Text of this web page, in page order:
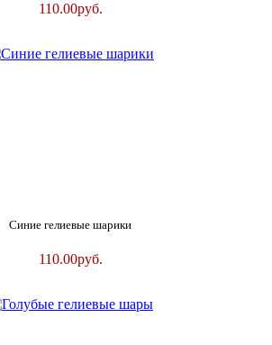
110.00руб.
Синие гелиевые шарики
110.00руб.